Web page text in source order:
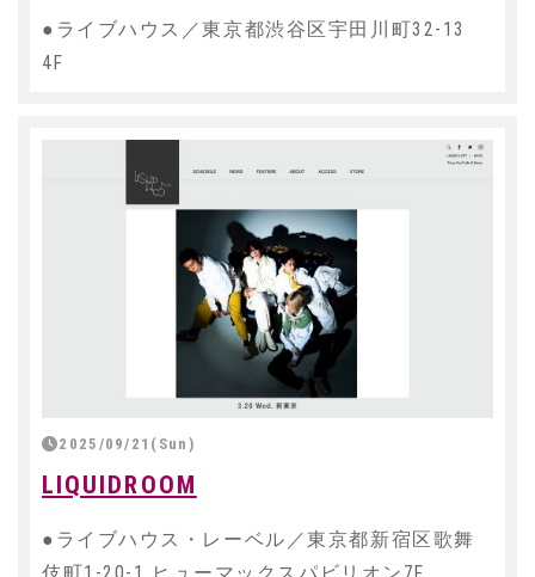
●ライブハウス／東京都渋谷区宇田川町32-13
4F
2025/09/21(Sun)
LIQUIDROOM
●ライブハウス・レーベル／東京都新宿区歌舞